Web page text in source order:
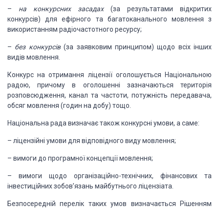
– на конкурсних засадах(за результатами відкритих
конкурсів) для ефірного та багатоканального мовлення з
використанням радіочастотного ресурсу;
– без конкурсів(за заявковим принципом) щодо всіх інших
видів мовлення.
Конкурс на отримання ліцензії оголошується Національною
ра­дою, причому в оголошенні зазначаються територія
розповсюджен­ня, канал та частоти, потужність передавача,
обсяг мовлення (годин на добу) тощо.
Національна рада визначає також конкурсні умови, а саме:
– ліцензійні умови для відповідного виду мовлення;
– вимоги до програмної концепції мовлення;
– вимоги щодо організаційно-технічних, фінансових та
інвестиційних зобов’язань майбутнього ліцензіата.
Безпосередній перелік таких умов визначається Рішенням